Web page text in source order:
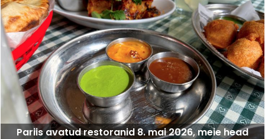
Pariis avatud restoranid 8. mai 2026, meie head